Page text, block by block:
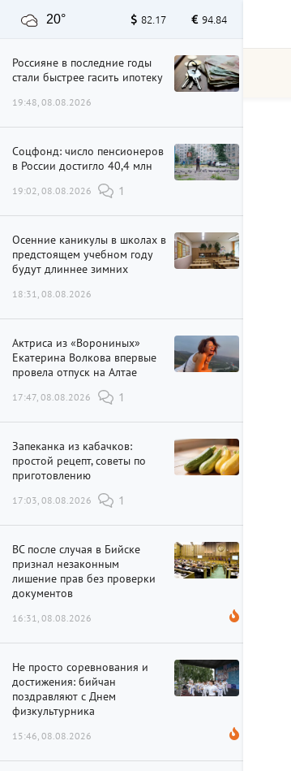
20° 82.17 94.84
Россияне в последние годы
стали быстрее гасить ипотеку
19:48, 08.08.2026
Соцфонд: число пенсионеров
в России достигло 40,4 млн
19:02, 08.08.2026 1
Осенние каникулы в школах в
предстоящем учебном году
будут длиннее зимних
18:31, 08.08.2026
Актриса из «Ворониных»
Екатерина Волкова впервые
провела отпуск на Алтае
17:47, 08.08.2026 1
Запеканка из кабачков:
простой рецепт, советы по
приготовлению
17:03, 08.08.2026 1
ВС после случая в Бийске
признал незаконным
лишение прав без проверки
документов
16:31, 08.08.2026
Не просто соревнования и
достижения: бийчан
поздравляют с Днем
физкультурника
15:46, 08.08.2026